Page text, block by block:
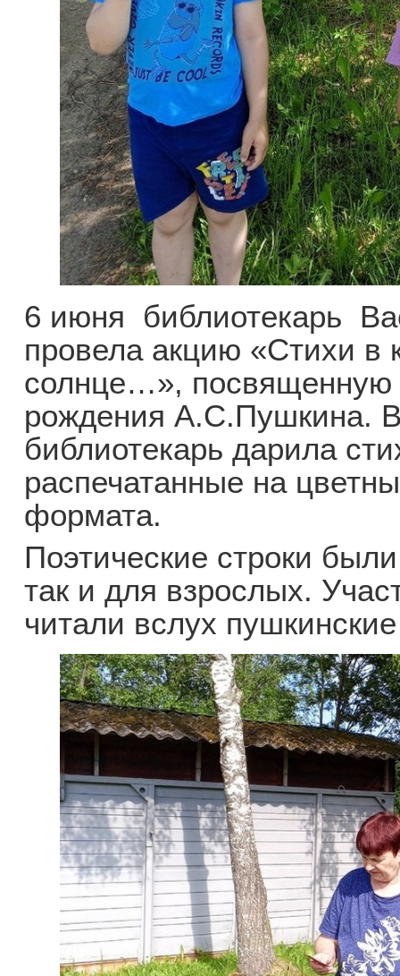
6 июня библиотекарь
провела акцию «Стихи в
солнце…»,
рождения А.С.Пушкина.
библиотекарь дарила
распечатанные на
формата.
Поэтические строки
так и для взрослых.
читали вслух